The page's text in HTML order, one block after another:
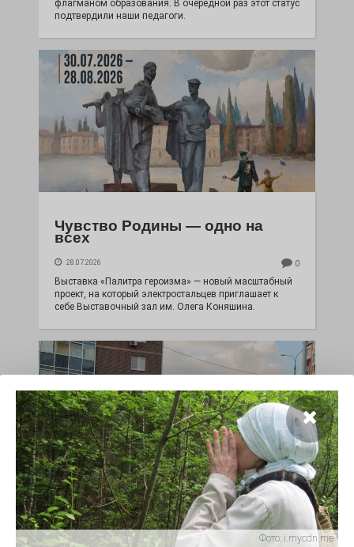
флагманом образования. В очередной раз этот статус
подтвердили наши педагоги.
Чувство Родины — одно на
всех
28.07.2026 0
Выставка «Палитра героизма» — новый масштабный
проект, на который электростальцев приглашает к
себе Выставочный зал им. Олега Коняшина.
«Районы-кварталы»
путешествуют по городу
Фото: i.mycdn.me